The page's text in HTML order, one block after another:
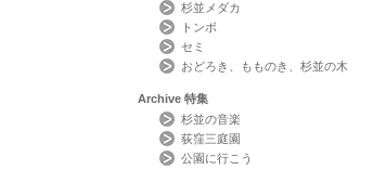
杉並メダカ
トンボ
セミ
おどろき、もものき、杉並の木
Archive 特集
杉並の音楽
荻窪三庭園
公園に行こう